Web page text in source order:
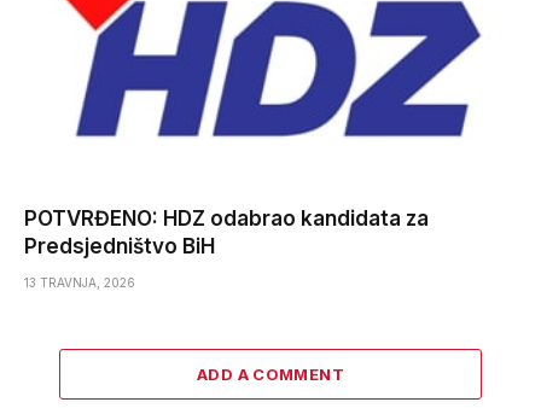
POTVRĐENO: HDZ odabrao kandidata za
Predsjedništvo BiH
13 TRAVNJA, 2026
ADD A COMMENT